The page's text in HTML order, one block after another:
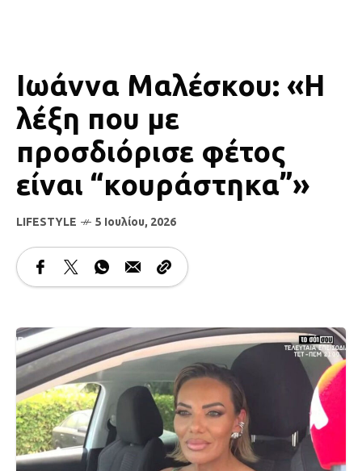
Ιωάννα Μαλέσκου: «Η
λέξη που με
προσδιόρισε φέτος
είναι “κουράστηκα”»
LIFESTYLE 5 Ιουλίου, 2026